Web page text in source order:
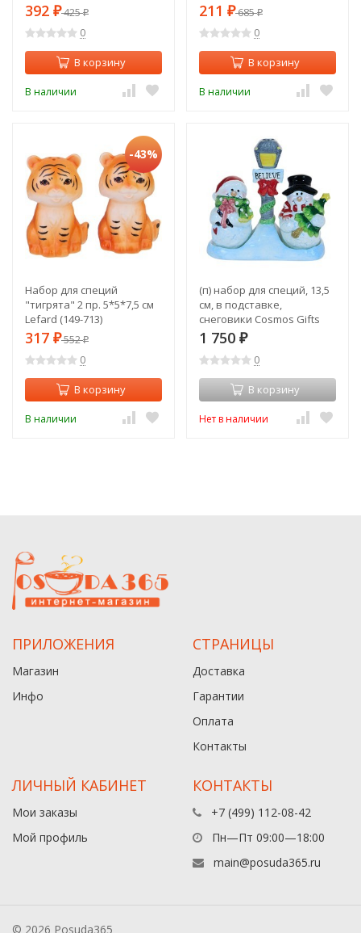
392 ₽425₽
0
В корзину
В наличии
211 ₽685₽
0
В корзину
В наличии
-43%
Набор для специй
"тигрята" 2 пр. 5*5*7,5 см
Lefard (149-713)
317 ₽552₽
0
В корзину
В наличии
(п) набор для специй, 13,5
см, в подставке,
снеговики Cosmos Gifts
HE303-204V
1 750 ₽
0
В корзину
Нет в наличии
ПРИЛОЖЕНИЯ
Магазин
Инфо
СТРАНИЦЫ
Доставка
Гарантии
Оплата
Контакты
ЛИЧНЫЙ КАБИНЕТ
Мои заказы
Мой профиль
КОНТАКТЫ
+7 (499) 112-08-42
Пн—Пт 09:00—18:00
main@posuda365.ru
© 2026 Posuda365